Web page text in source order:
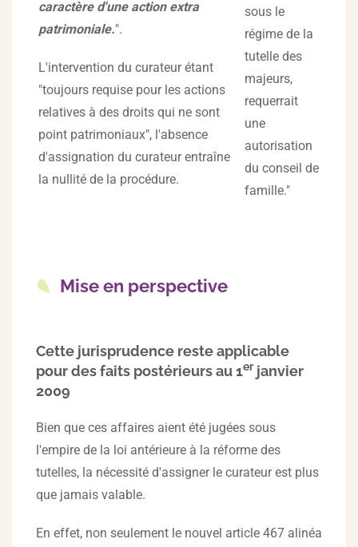
caractère d'une action extra
patrimoniale.".
L'intervention du curateur étant
"toujours requise pour les actions
relatives à des droits qui ne sont
point patrimoniaux", l'absence
d'assignation du curateur entraîne
la nullité de la procédure.
sous le
régime de la
tutelle des
majeurs,
requerrait
une
autorisation
du conseil de
famille."
Mise en perspective
Cette jurisprudence reste applicable
pour des faits postérieurs au 1erjanvier
2009
Bien que ces affaires aient été jugées sous
l'empire de la loi antérieure à la réforme des
tutelles, la nécessité d'assigner le curateur est plus
que jamais valable.
En effet, non seulement le nouvel article 467 alinéa